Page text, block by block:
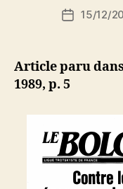
Date15/12/
Article paru
1989, p. 5